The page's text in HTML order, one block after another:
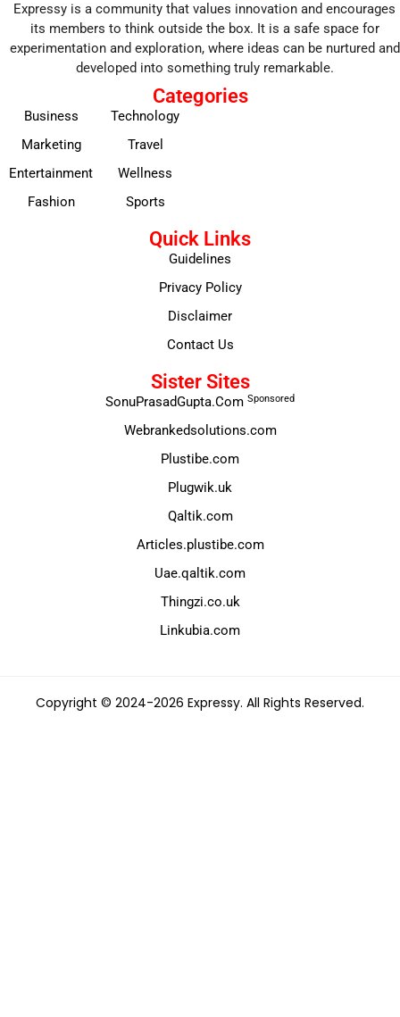
Expressy is a community that values innovation and encourages
its members to think outside the box. It is a safe space for
experimentation and exploration, where ideas can be nurtured and
developed into something truly remarkable.
Categories
Business
Marketing
Entertainment
Fashion
Technology
Travel
Wellness
Sports
Quick Links
Guidelines
Privacy Policy
Disclaimer
Contact Us
Sister Sites
SonuPrasadGupta.Com Sponsored
Webrankedsolutions.com
Plustibe.com
Plugwik.uk
Qaltik.com
Articles.plustibe.com
Uae.qaltik.com
Thingzi.co.uk
Linkubia.com
Copyright © 2024-2026 Expressy. All Rights Reserved.